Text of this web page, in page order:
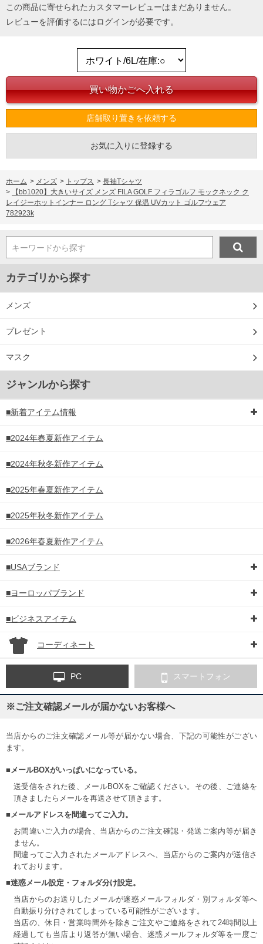
この商品に寄せられたカスタマーレビューはまだありません。
レビューを評価するにはログインが必要です。
店舗取り置きを依頼する
お気に入りに登録する
ホーム > メンズ > トップス > 長袖Tシャツ
>
【bb1020】大きいサイズ メンズ FILA GOLF フィラゴルフ モックネック ク
レイジーホットインナー ロング Tシャツ 保温 UVカット ゴルフウェア
782923k
キーワードから探す
カテゴリから探す
メンズ
プレゼント
マスク
ジャンルから探す
■新着アイテム情報
■2024年春夏新作アイテム
■2024年秋冬新作アイテム
■2025年春夏新作アイテム
■2025年秋冬新作アイテム
■2026年春夏新作アイテム
■USAブランド
■ヨーロッパブランド
■ビジネスアイテム
コーディネート
PC スマートフォン
※ご注文確認メールが届かないお客様へ
当店からのご注文確認メール等が届かない場合、下記の可能性がござい
ます。
■メールBOXがいっぱいになっている。
送受信をされた後、メールBOXをご確認ください。その後、ご連絡を
頂きましたらメールを再送させて頂きます。
■メールアドレスを間違ってご入力。
お間違いご入力の場合、当店からのご注文確認・発送ご案内等が届き
ません。
間違ってご入力されたメールアドレスへ、当店からのご案内が送信さ
れております。
■迷惑メール設定・フォルダ分け設定。
当店からのお送りしたメールが迷惑メールフォルダ・別フォルダ等へ
自動振り分けされてしまっている可能性がございます。
当店の、休日・営業時間外を除きご注文やご連絡をされて24時間以上
経過しても当店より返答が無い場合、迷惑メールフォルダ等を一度ご